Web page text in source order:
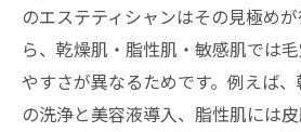
のエステティシャンはその見極め
ら、乾燥肌・脂性肌・敏感肌では
やすさが異なるためです。例えば
の洗浄と美容液導入、脂性肌には